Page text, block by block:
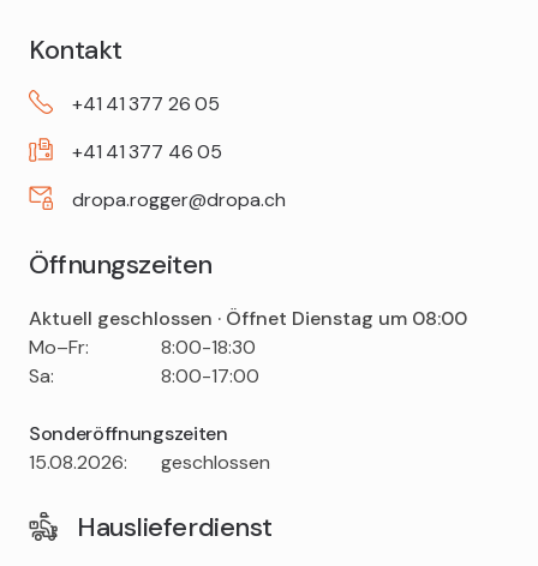
Kontakt
+41 41 377 2605
+41 41 377 4605
dropa.rogger@dropa.ch
Öffnungszeiten
Aktuell geschlossen · Öffnet Dienstag um 08:00
Tag
Time
slot
Comment
Mo–Fr:
8:00-18:30
Sa:
8:00-17:00
Sonderöffnungszeiten
Tag
Time
Comment
15.08.2026: geschlossen
Hauslieferdienst